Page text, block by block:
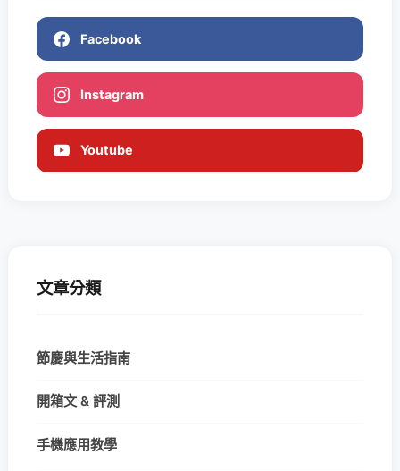
Facebook
Instagram
Youtube
文章分類
節慶與生活指南
開箱文 & 評測
手機應用教學